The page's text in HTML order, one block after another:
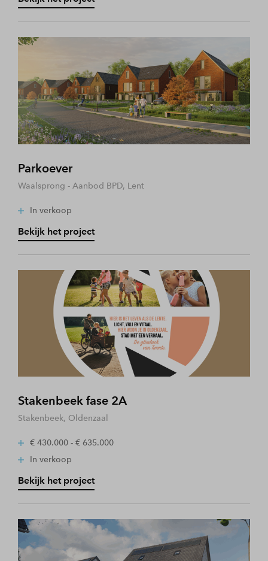
Parkoever
Waalsprong - Aanbod BPD, Lent
In verkoop
Bekijk het project
Stakenbeek fase 2A
Stakenbeek, Oldenzaal
€ 430.000 - € 635.000
In verkoop
Bekijk het project